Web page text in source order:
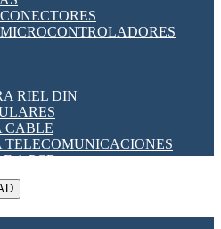
PANEL
DE CARRERA
Y TC'S DE CORRIENTE
LÓGICO PROGRAMABLES
HORARIO
RIEL DIN
CABLE
TELECOMUNICACIONES
A PCB
CABLE